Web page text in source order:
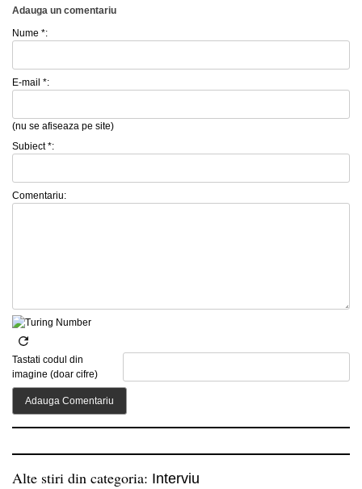
Adauga un comentariu
Nume *:
E-mail *:
(nu se afiseaza pe site)
Subiect *:
Comentariu:
Tastati codul din
imagine (doar cifre)
Alte stiri din categoria: Interviu